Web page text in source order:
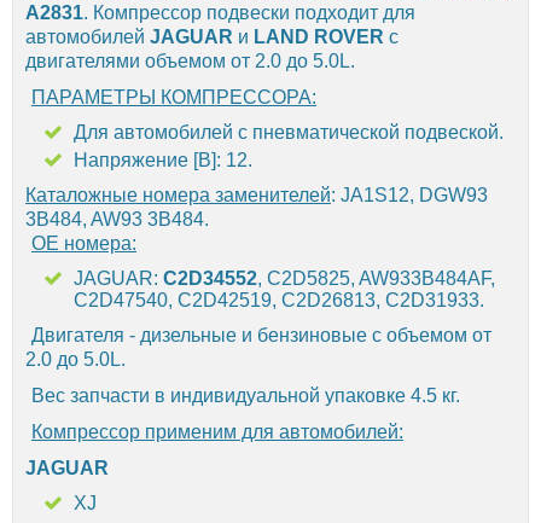
A2831. Компрессор подвески подходит для
автомобилей JAGUAR и LAND ROVER с
двигателями объемом от 2.0 до 5.0L.
ПАРАМЕТРЫ КОМПРЕССОРА:
Для автомобилей с пневматической подвеской.
Напряжение [В]: 12.
Каталожные номера заменителей: JA1S12, DGW93
3B484, AW93 3B484.
OE номера:
JAGUAR: C2D34552, C2D5825, AW933B484AF,
C2D47540, C2D42519, C2D26813, C2D31933.
Двигателя - дизельные и бензиновые c объемом от
2.0 до 5.0L.
Вес запчасти в индивидуальной упаковке 4.5 кг.
Компрессор применим для автомобилей:
JAGUAR
XJ